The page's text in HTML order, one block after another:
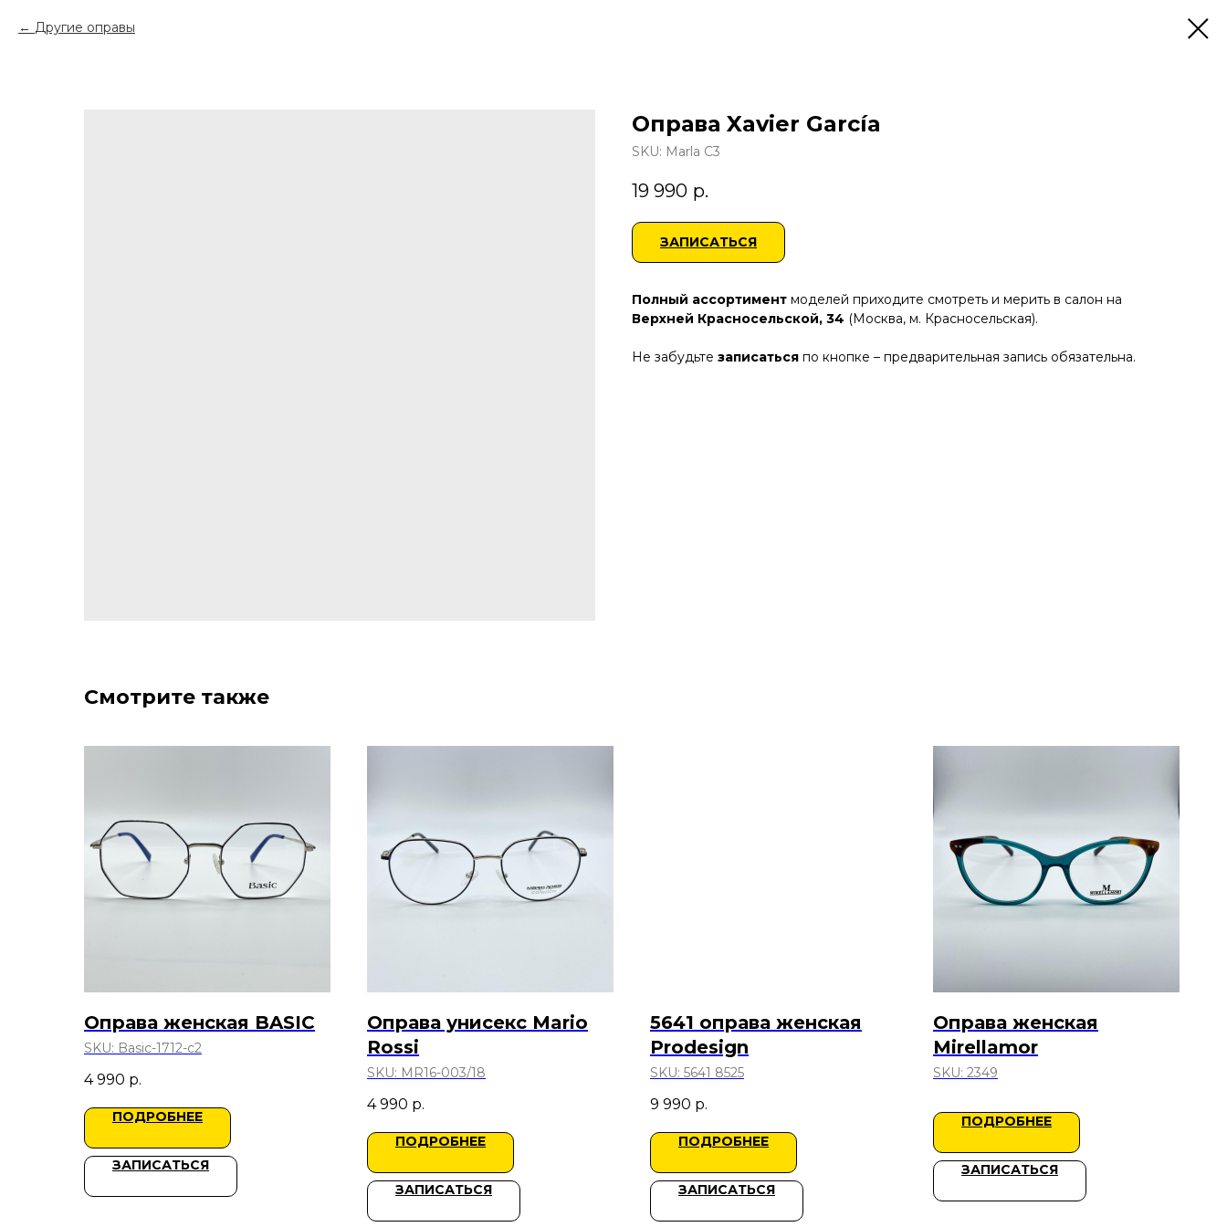
Другие оправы
Оправа Xavier García
SKU: Marla C3
19 990 р.
ЗАПИСАТЬСЯ
Полный ассортимент моделей приходите смотреть и мерить в салон на
Верхней Красносельской, 34 (Москва, м. Красносельская).
Не забудьте записаться по кнопке – предварительная запись обязательна.
Смотрите также
Оправа женская BASIC
SKU: Basic-1712-c2
4 990 р.
ПОДРОБНЕЕ
ЗАПИСАТЬСЯ
Оправа унисекс Mario
Rossi
SKU: MR16-003/18
4 990 р.
ПОДРОБНЕЕ
ЗАПИСАТЬСЯ
5641 оправа женская
Prodesign
SKU: 5641 8525
9 990 р.
ПОДРОБНЕЕ
ЗАПИСАТЬСЯ
Оправа женская
Mirellamor
SKU: 2349
ПОДРОБНЕЕ
ЗАПИСАТЬСЯ